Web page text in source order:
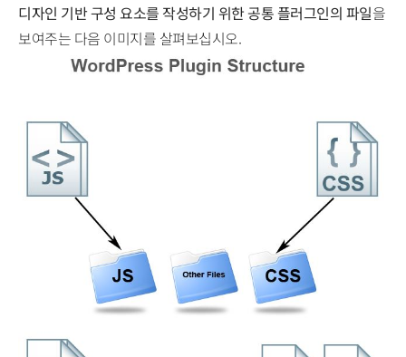
디자인 기반 구성 요소를 작성하기 위한 공통 플러그인의 파일을
보여주는 다음 이미지를 살펴보십시오.